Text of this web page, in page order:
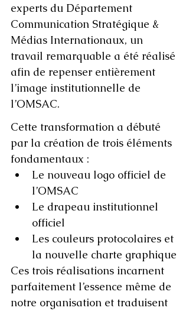
experts du Département
Communication Stratégique &
Médias Internationaux, un
travail remarquable a été réalisé
afin de repenser entièrement
l’image institutionnelle de
l’OMSAC.
Cette transformation a débuté
par la création de trois éléments
fondamentaux :
Le nouveau logo officiel de
l’OMSAC
Le drapeau institutionnel
officiel
Les couleurs protocolaires et
la nouvelle charte graphique
Ces trois réalisations incarnent
parfaitement l’essence même de
notre organisation et traduisent